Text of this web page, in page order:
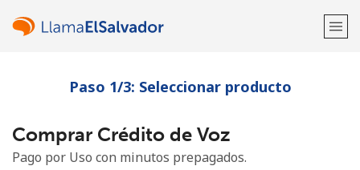
¡Bienvenido!
¿Ya tienes una cuenta?Inicia sesión →
Paso 1/3: Seleccionar producto
Comprar Crédito de Voz
Pago por Uso con minutos prepagados.